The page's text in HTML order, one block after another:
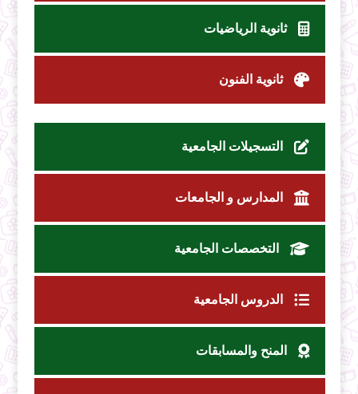
ثانوية الرياضيات
ثانوية الفنون
التسجيلات الجامعية
المدارس و الجامعات
التخصصات الجامعية
الدروس الجامعية
المنح والمسابقات